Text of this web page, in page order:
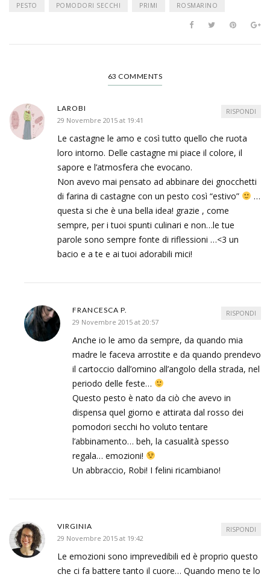
PESTO POMODORI SECCHI PRIMI ROSMARINO
63 COMMENTS
LAROBI
29 Novembre 2015 at 19:41
Le castagne le amo e così tutto quello che ruota
loro intorno. Delle castagne mi piace il colore, il
sapore e l’atmosfera che evocano.
Non avevo mai pensato ad abbinare dei gnocchetti
di farina di castagne con un pesto così “estivo”
…
questa si che è una bella idea! grazie , come
sempre, per i tuoi spunti culinari e non…le tue
parole sono sempre fonte di riflessioni …<3 un
bacio e a te e ai tuoi adorabili mici!
RISPONDI
FRANCESCA P.
29 Novembre 2015 at 20:57
Anche io le amo da sempre, da quando mia
madre le faceva arrostite e da quando prendevo
il cartoccio dall’omino all’angolo della strada, nel
periodo delle feste…
Questo pesto è nato da ciò che avevo in
dispensa quel giorno e attirata dal rosso dei
pomodori secchi ho voluto tentare
l’abbinamento… beh, la casualità spesso
regala… emozioni!
Un abbraccio, Robi! I felini ricambiano!
RISPONDI
VIRGINIA
29 Novembre 2015 at 19:42
Le emozioni sono imprevedibili ed è proprio questo
che ci fa battere tanto il cuore… Quando meno te lo
RISPONDI